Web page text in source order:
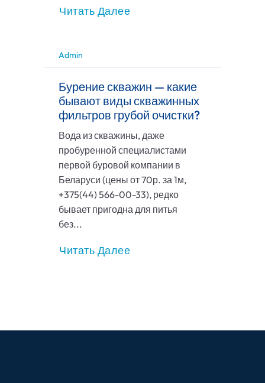
Читать Далее
Admin
Бурение скважин — какие
бывают виды скважинных
фильтров грубой очистки?
Вода из скважины, даже
пробуренной специалистами
первой буровой компании в
Беларуси (цены от 70р. за 1м,
+375(44) 566-00-33), редко
бывает пригодна для питья
без...
Читать Далее